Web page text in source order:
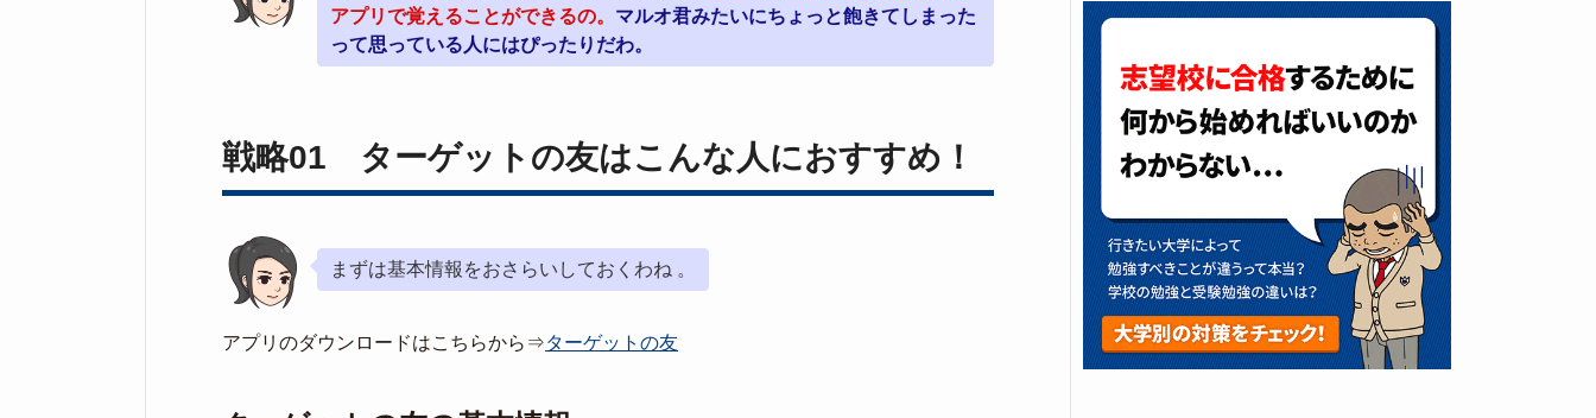
アプリで覚えることができるの。 マルオ君みたいにちょっと飽きてしまった
って思っている人にはぴったりだわ。
戦略01 ターゲットの友はこんな人におすすめ！
まずは基本情報をおさらいしておくわね 。
アプリのダウンロードはこちらから⇒ターゲットの友